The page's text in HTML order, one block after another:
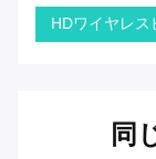
HDワイヤレス
同